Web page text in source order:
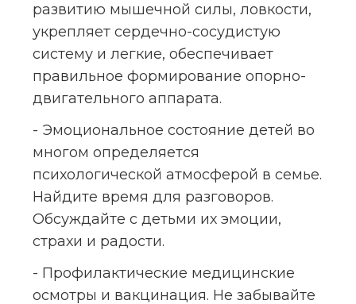
развитию мышечной силы, ловкости,
укрепляет сердечно-сосудистую
систему и легкие, обеспечивает
правильное формирование опорно-
двигательного аппарата.
- Эмоциональное состояние детей во
многом определяется
психологической атмосферой в семье.
Найдите время для разговоров.
Обсуждайте с детьми их эмоции,
страхи и радости.
- Профилактические медицинские
осмотры и вакцинация. Не забывайте